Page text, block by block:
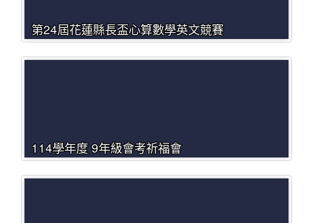
第24屆花蓮縣長盃心算數學英文競賽
114學年度 9年級會考祈福會